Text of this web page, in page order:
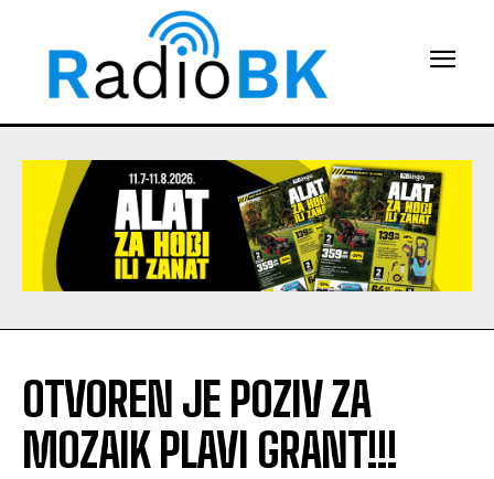
OTVOREN JE POZIV ZA
MOZAIK PLAVI GRANT!!!